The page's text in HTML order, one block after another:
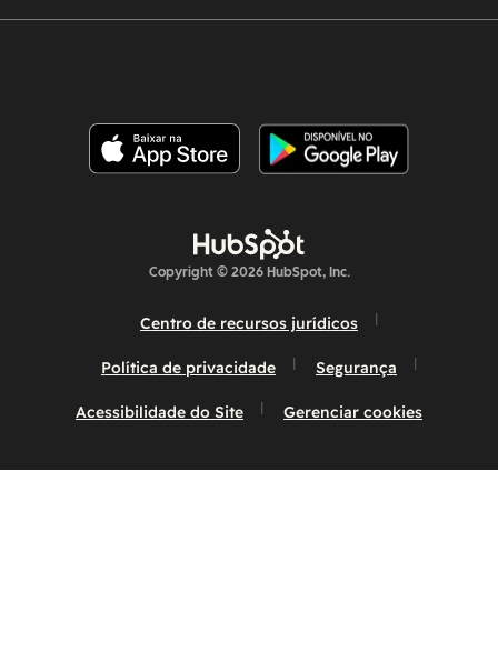
Copyright © 2026 HubSpot, Inc.
Centro de recursos jurídicos
Política de privacidade Segurança
Acessibilidade do Site Gerenciar cookies